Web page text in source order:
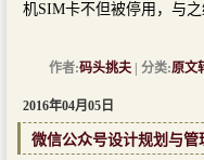
机SIM卡不但被停用，与
作者:码头挑夫 | 分类:原文
2016年04月05日
微信公众号设计规划与管